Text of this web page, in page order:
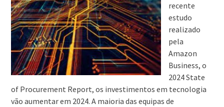
recente
estudo
realizado
pela
Amazon
Business, o
2024 State
of Procurement Report, os investimentos em tecnologia
vão aumentar em 2024. A maioria das equipas de